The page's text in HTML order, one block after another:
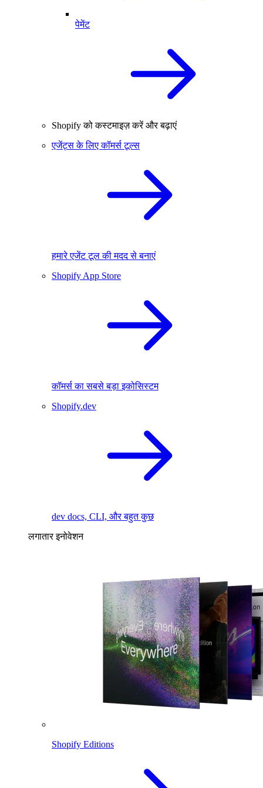
पेमेंट
Shopify को कस्टमाइज़ करें और बढ़ाएं
एजेंट्स के लिए कॉमर्स टूल्स
हमारे एजेंट टूल की मदद से बनाएं
Shopify App Store
कॉमर्स का सबसे बड़ा इकोसिस्टम
Shopify.dev
dev docs, CLI, और बहुत कुछ
लगातार इनोवेशन
Shopify Editions